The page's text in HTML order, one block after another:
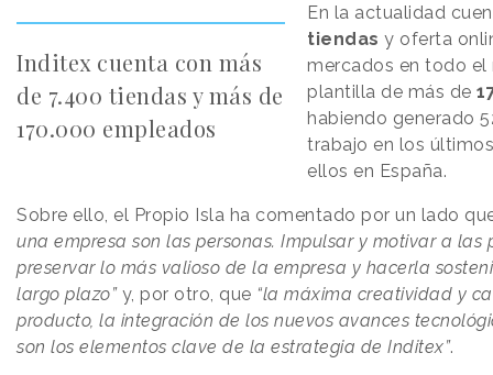
Inditex cuenta con más
de 7.400 tiendas y más de
170.000 empleados
En la actualidad
tiendas y oferta
mercados en todo el
plantilla de más de
habiendo generado
trabajo en los
ellos en España.
Sobre ello, el Propio Isla ha comentado por un lado
una empresa son las personas. Impulsar y motivar a las
preservar lo más valioso de la empresa y hacerla
largo plazo”y, por otro, que “la máxima creatividad y
producto, la integración de los nuevos avances
son los elementos clave de la estrategia de Inditex”.